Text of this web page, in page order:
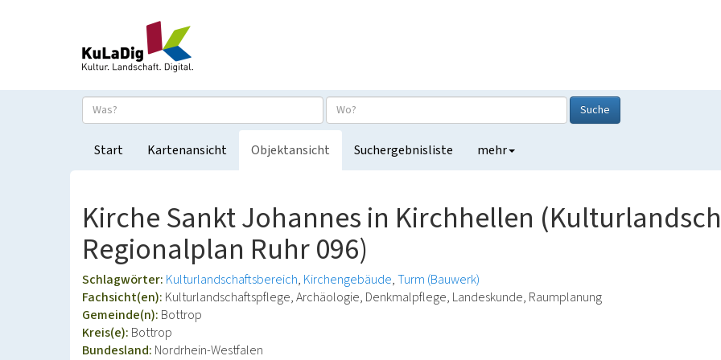
Suche
Start Kartenansicht Objektansicht Suchergebnisliste mehr
Kirche Sankt Johannes in Kirchhellen
Regionalplan Ruhr 096)
Schlagwörter: Kulturlandschaftsbereich Kirchengebäude Turm (Bauwerk)
Fachsicht(en): Kulturlandschaftspflege, Archäologie, Denkmalpflege, Landeskunde, Raumplanung
Gemeinde(n): Bottrop
Kreis(e): Bottrop
Bundesland: Nordrhein-Westfalen